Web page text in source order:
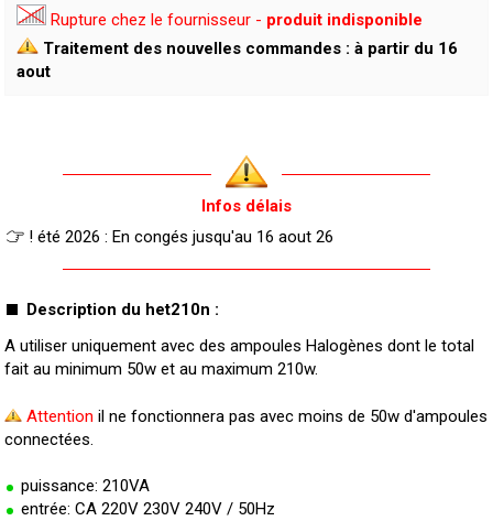
Rupture chez le fournisseur - produit indisponible
Traitement des nouvelles commandes : à partir du 16
aout
Infos délais
! été 2026 : En congés jusqu'au 16 aout 26
Description du het210n :
A utiliser uniquement avec des ampoules Halogènes dont le total
fait au minimum 50w et au maximum 210w.
Attention il ne fonctionnera pas avec moins de 50w d'ampoules
connectées.
puissance: 210VA
entrée: CA 220V 230V 240V / 50Hz